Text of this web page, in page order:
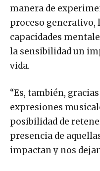
manera de
proceso generativo,
capacidades
la sensibilidad un
vida.
“Es, también,
expresiones
posibilidad de
presencia de
impactan y nos